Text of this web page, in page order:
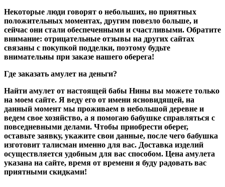
Некоторые люди говорят о небольших, но приятных
положительных моментах, другим повезло больше, и
сейчас они стали обеспеченными и счастливыми. Обратите
внимание: отрицательные отзывы на других сайтах
связаны с покупкой подделки, поэтому будьте
внимательны при заказе нашего оберега!
Где заказать амулет на деньги?
Найти амулет от настоящей бабы Нины вы можете только
на моем сайте. Я веду его от имени ясновидящей, на
данный момент мы проживаем в небольшой деревне и
ведем свое хозяйство, а я помогаю бабушке справляться с
повседневными делами. Чтобы приобрести оберег,
оставьте заявку, укажите свои данные, после чего бабушка
изготовит талисман именно для вас. Доставка изделий
осуществляется удобным для вас способом. Цена амулета
указана на сайте, время от времени я буду радовать вас
приятными скидками!